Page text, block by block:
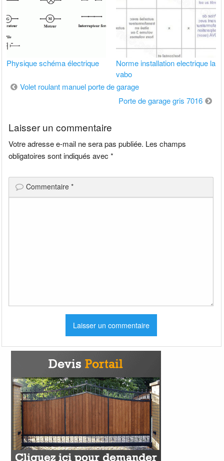
Physique schéma électrique
Norme installation electrique la
vabo
Navigation
Volet roulant manuel porte de garage
Porte de garage gris 7016
Laisser un commentaire
Votre adresse e-mail ne sera pas publiée. Les champs
obligatoires sont indiqués avec*
Commentaire*